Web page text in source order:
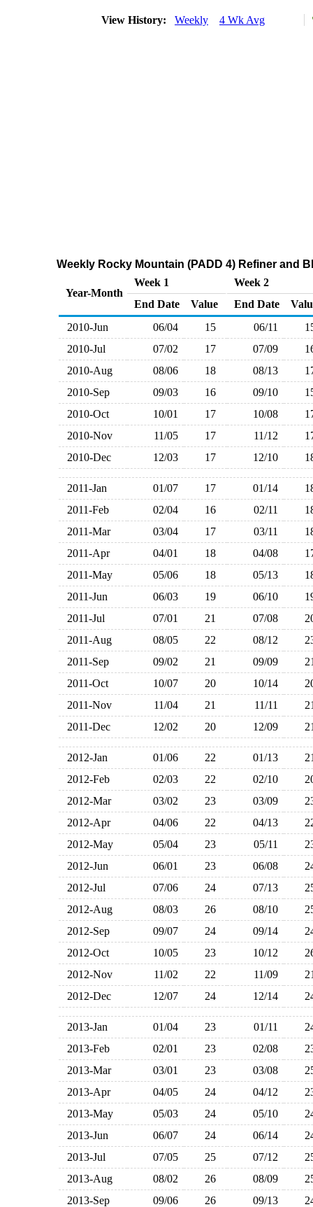
View History: Weekly 4 Wk Avg
Weekly Rocky Mountain (PADD 4) Refiner and
Year-Month
Week 1
Week 2
End Date
Value End Date
2010-Jun
06/04 15 06/11
2010-Jul
07/02 17 07/09
2010-Aug
08/06 18 08/13
2010-Sep
09/03 16 09/10
2010-Oct
10/01 17 10/08
2010-Nov
11/05 17 11/12
2010-Dec
12/03 17 12/10
2011-Jan 01/07 17 01/14
2011-Feb
02/04 16 02/11
2011-Mar
03/04 17 03/11
2011-Apr
04/01 18 04/08
2011-May
05/06 18 05/13
2011-Jun
06/03 19 06/10
2011-Jul
07/01 21 07/08
2011-Aug
08/05 22 08/12
2011-Sep
09/02 21 09/09
2011-Oct
10/07 20 10/14
2011-Nov
11/04 21 11/11
2011-Dec
12/02 20 12/09
2012-Jan 01/06 22 01/13
2012-Feb
02/03 22 02/10
2012-Mar
03/02 23 03/09
2012-Apr
04/06 22 04/13
2012-May
05/04 23 05/11
2012-Jun
06/01 23 06/08
2012-Jul
07/06 24 07/13
2012-Aug
08/03 26 08/10
2012-Sep
09/07 24 09/14
2012-Oct
10/05 23 10/12
2012-Nov
11/02 22 11/09
2012-Dec
12/07 24 12/14
2013-Jan 01/04 23 01/11
2013-Feb
02/01 23 02/08
2013-Mar
03/01 23 03/08
2013-Apr
04/05 24 04/12
2013-May
05/03 24 05/10
2013-Jun
06/07 24 06/14
2013-Jul
07/05 25 07/12
2013-Aug
08/02 26 08/09
2013-Sep
09/06 26 09/13